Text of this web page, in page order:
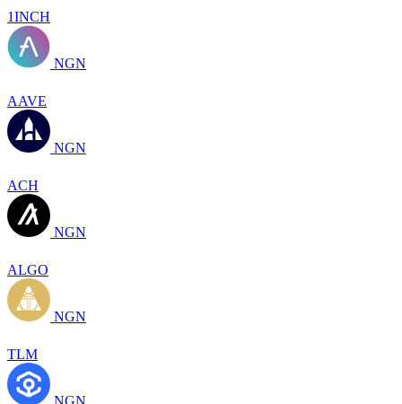
1INCH
NGN
AAVE
NGN
ACH
NGN
ALGO
NGN
TLM
NGN